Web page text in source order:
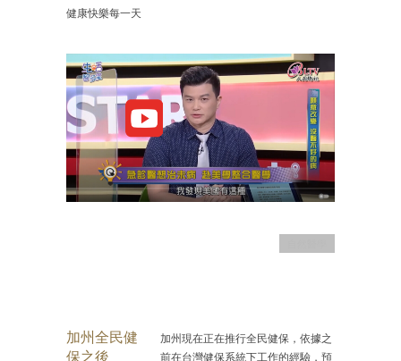
健康快樂每一天
加州全民健
保之後
加州現在正在推行全民健保，依據之
前在台灣健保系統下工作的經驗，預